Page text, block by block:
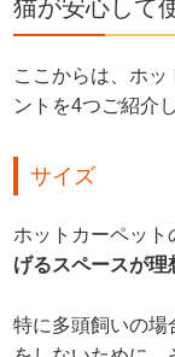
猫が安心して
ここからは、ホ
ントを4つご紹介
サイズ
ホットカーペット
げるスペースが理
特に多頭飼いの場